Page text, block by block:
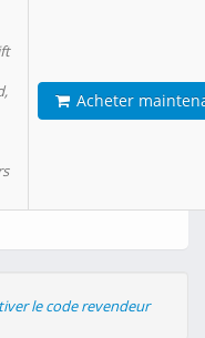
Acheter
le code revendeur